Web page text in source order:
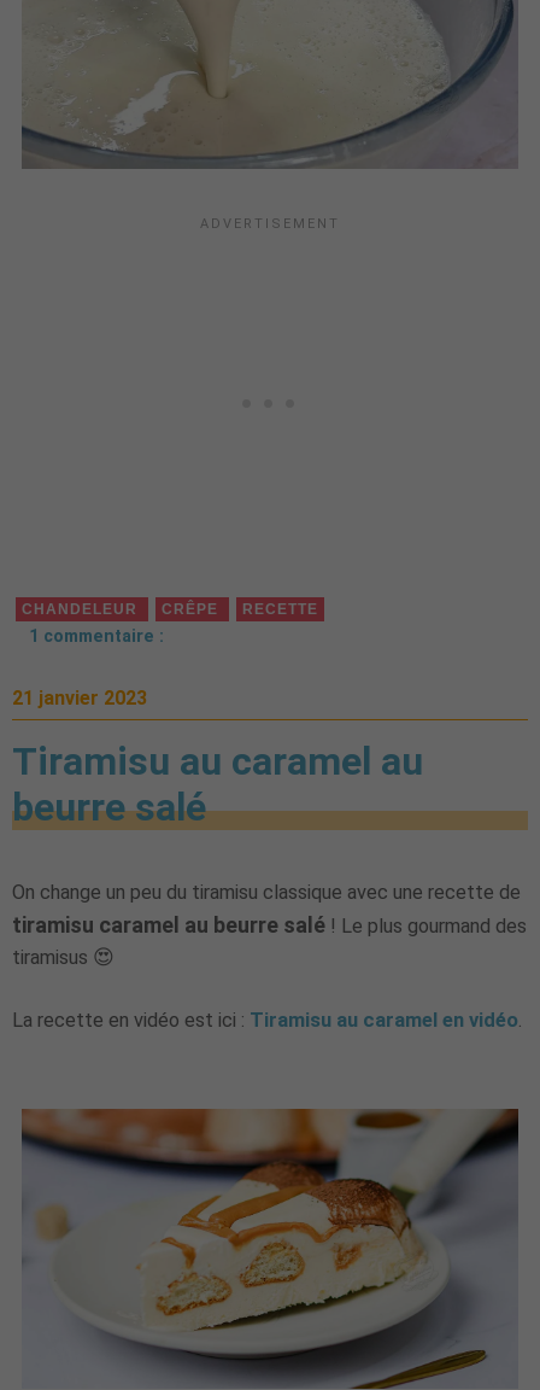
CHANDELEUR CRÊPE RECETTE
1 commentaire :
21 janvier 2023
Tiramisu au caramel au
beurre salé
On change un peu du tiramisu classique avec une recette de
tiramisu caramel au beurre salé ! Le plus gourmand des
tiramisus 😍
La recette en vidéo est ici : Tiramisu au caramel en vidéo.